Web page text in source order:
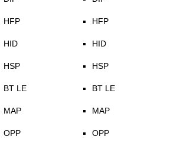
HFP
HID
HSP
BT LE
MAP
OPP
HFP
HID
HSP
BT LE
MAP
OPP